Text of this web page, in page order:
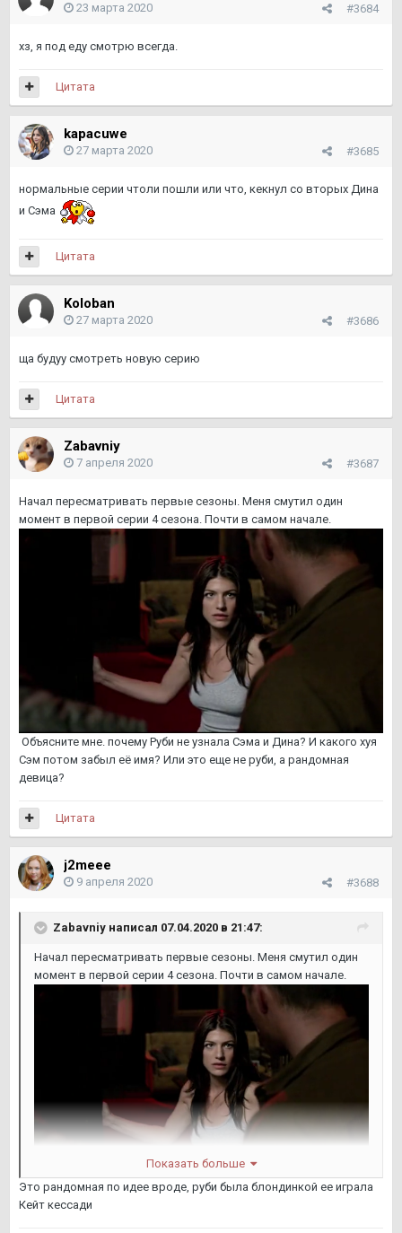
#3684
23 марта 2020
хз, я под еду смотрю всегда.
Цитата
kapacuwe
#3685
27 марта 2020
нормальные серии чтоли пошли или что, кекнул со вторых Дина
и Сэма
Цитата
Koloban
#3686
27 марта 2020
ща будуу смотреть новую серию
Цитата
Zabavniy
#3687
7 апреля 2020
Начал пересматривать первые сезоны. Меня смутил один
момент в первой серии 4 сезона. Почти в самом начале.
Объясните мне. почему Руби не узнала Сэма и Дина? И какого хуя
Сэм потом забыл её имя? Или это еще не руби, а рандомная
девица?
Цитата
j2meee
#3688
9 апреля 2020
Zabavniy написал 07.04.2020 в 21:47:
Начал пересматривать первые сезоны. Меня смутил один
момент в первой серии 4 сезона. Почти в самом начале.
Объясните мне. почему Руби не узнала Сэма и Дина? И
какого хуя Сэм потом забыл её имя? Или это еще не руби, а
Показать больше
Это рандомная по идее вроде, руби была блондинкой ее играла
Кейт кессади